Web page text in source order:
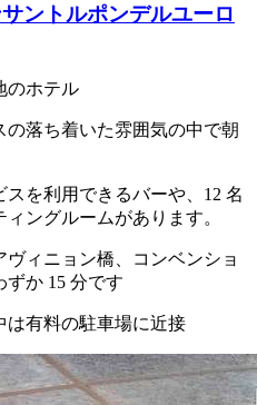
ントルポンデルユーロ
のホテル
の落ち着いた雰囲気の中で朝
を利用できるバーや、12 名
ングルームがあります。
ィニョン橋、コンベンショ
ずか 15 分です
は有料の駐車場に近接